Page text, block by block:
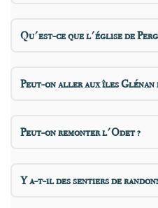
Qu'est-ce que l'église de
Peut-on aller aux îles Glénan
Peut-on remonter l'Odet ?
Y a-t-il des sentiers de